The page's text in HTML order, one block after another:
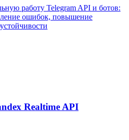
работу Telegram API и ботов:
ошибок, повышение
Realtime API